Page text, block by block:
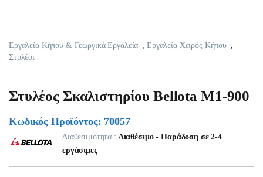
Εργαλεία Κήπου & Γεωργικά Εργαλεία Εργαλεία Χειρός Κήπου
Στυλέοι
Στυλέος Σκαλιστηρίου Bellota M1-900
Κωδικός Προϊόντος: 70057
Διαθεσιμότητα : Διαθέσιμο - Παράδοση σε 2-4
εργάσιμες